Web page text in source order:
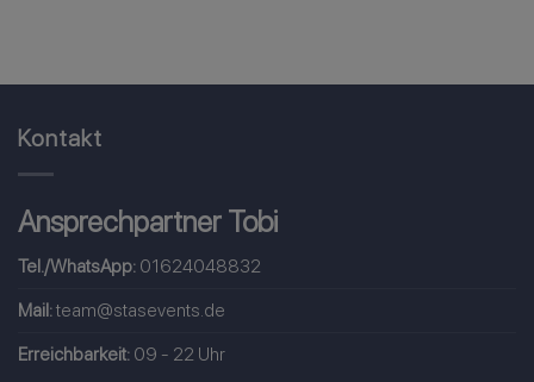
Kontakt
Ansprechpartner Tobi
Tel./WhatsApp: 01624048832
Mail:team@stasevents.de
Erreichbarkeit: 09 - 22 Uhr